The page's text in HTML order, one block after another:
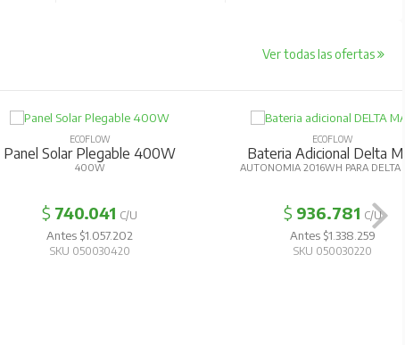
Ver todas las ofertas
ECOFLOW
Panel Solar Plegable 400W
400W
$740.041 C/U
Antes $1.057.202
SKU 050030420
ECOFLOW
Bateria Adicional Delta
AUTONOMIA 2016WH PARA DELTA
$936.781 C/U
Antes $1.338.259
SKU 050030220